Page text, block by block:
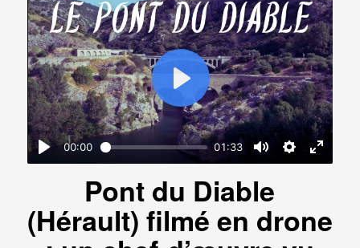
Pont du Diable
(Hérault) filmé en drone